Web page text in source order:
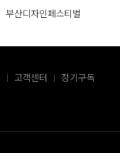
부산디자인페스티벌
고객센터
정기구독